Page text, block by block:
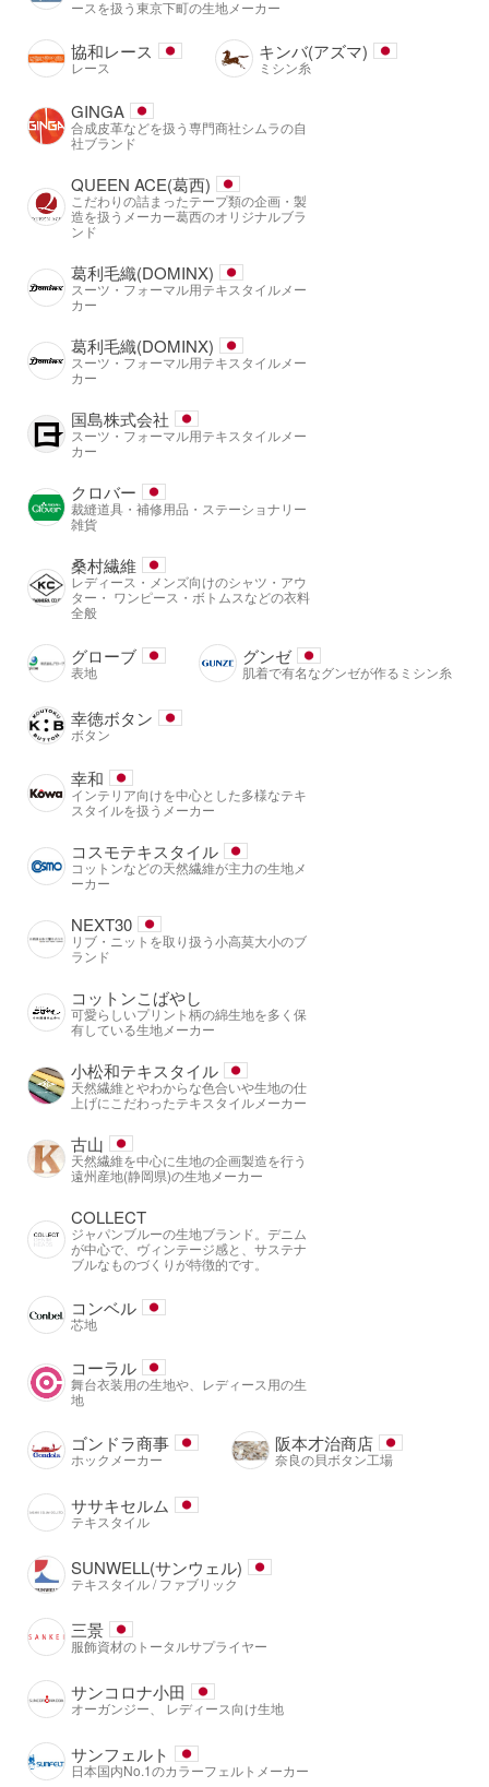
ースを扱う東京下町の生地メーカー
協和レース
レース
キンバ(アズマ)
ミシン糸
GINGA
合成皮革などを扱う専門商社シムラの自
社ブランド
QUEEN ACE(葛西)
こだわりの詰まったテープ類の企画・製
造を扱うメーカー葛西のオリジナルブラ
ンド
葛利毛織(DOMINX)
スーツ・フォーマル用テキスタイルメー
カー
葛利毛織(DOMINX)
スーツ・フォーマル用テキスタイルメー
カー
国島株式会社
スーツ・フォーマル用テキスタイルメー
カー
クロバー
裁縫道具・補修用品・ステーショナリー
雑貨
桑村繊維
レディース・メンズ向けのシャツ・アウ
ター・ ワンピース・ボトムスなどの衣料
全般
グローブ
表地
グンゼ
肌着で有名なグンゼが作るミシン糸
幸徳ボタン
ボタン
幸和
インテリア向けを中心とした多様なテキ
スタイルを扱うメーカー
コスモテキスタイル
コットンなどの天然繊維が主力の生地メ
ーカー
NEXT30
リブ・ニットを取り扱う小高莫大小のブ
ランド
コットンこばやし
可愛らしいプリント柄の綿生地を多く保
有している生地メーカー
小松和テキスタイル
天然繊維とやわからな色合いや生地の仕
上げにこだわったテキスタイルメーカー
古山
天然繊維を中心に生地の企画製造を行う
遠州産地(静岡県)の生地メーカー
COLLECT
ジャパンブルーの生地ブランド。デニム
が中心で、ヴィンテージ感と、サステナ
ブルなものづくりが特徴的です。
コンベル
芯地
コーラル
舞台衣装用の生地や、レディース用の生
地
ゴンドラ商事
ホックメーカー
阪本才治商店
奈良の貝ボタン工場
ササキセルム
テキスタイル
SUNWELL(サンウェル)
テキスタイル / ファブリック
三景
服飾資材のトータルサプライヤー
サンコロナ小田
オーガンジー、 レディース向け生地
サンフェルト
日本国内No.1のカラーフェルトメーカー